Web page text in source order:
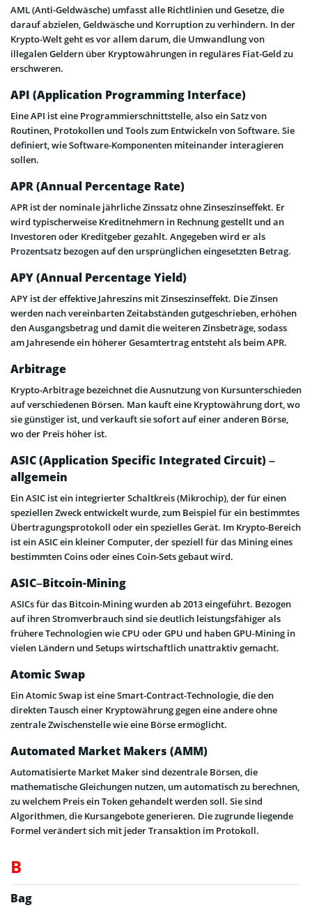
AML (Anti-Geldwäsche) umfasst alle Richtlinien und Gesetze, die
darauf abzielen, Geldwäsche und Korruption zu verhindern. In der
Krypto-Welt geht es vor allem darum, die Umwandlung von
illegalen Geldern über Kryptowährungen in reguläres Fiat-Geld zu
erschweren.
API (Application Programming Interface)
Eine API ist eine Programmierschnittstelle, also ein Satz von
Routinen, Protokollen und Tools zum Entwickeln von Software. Sie
definiert, wie Software-Komponenten miteinander interagieren
sollen.
APR (Annual Percentage Rate)
APR ist der nominale jährliche Zinssatz ohne Zinseszinseffekt. Er
wird typischerweise Kreditnehmern in Rechnung gestellt und an
Investoren oder Kreditgeber gezahlt. Angegeben wird er als
Prozentsatz bezogen auf den ursprünglichen eingesetzten Betrag.
APY (Annual Percentage Yield)
APY ist der effektive Jahreszins mit Zinseszinseffekt. Die Zinsen
werden nach vereinbarten Zeitabständen gutgeschrieben, erhöhen
den Ausgangsbetrag und damit die weiteren Zinsbeträge, sodass
am Jahresende ein höherer Gesamtertrag entsteht als beim APR.
Arbitrage
Krypto-Arbitrage bezeichnet die Ausnutzung von Kursunterschieden
auf verschiedenen Börsen. Man kauft eine Kryptowährung dort, wo
sie günstiger ist, und verkauft sie sofort auf einer anderen Börse,
wo der Preis höher ist.
ASIC (Application Specific Integrated Circuit) –
allgemein
Ein ASIC ist ein integrierter Schaltkreis (Mikrochip), der für einen
speziellen Zweck entwickelt wurde, zum Beispiel für ein bestimmtes
Übertragungsprotokoll oder ein spezielles Gerät. Im Krypto-Bereich
ist ein ASIC ein kleiner Computer, der speziell für das Mining eines
bestimmten Coins oder eines Coin-Sets gebaut wird.
ASIC–Bitcoin-Mining
ASICs für das Bitcoin-Mining wurden ab 2013 eingeführt. Bezogen
auf ihren Stromverbrauch sind sie deutlich leistungsfähiger als
frühere Technologien wie CPU oder GPU und haben GPU-Mining in
vielen Ländern und Setups wirtschaftlich unattraktiv gemacht.
Atomic Swap
Ein Atomic Swap ist eine Smart-Contract-Technologie, die den
direkten Tausch einer Kryptowährung gegen eine andere ohne
zentrale Zwischenstelle wie eine Börse ermöglicht.
Automated Market Makers (AMM)
Automatisierte Market Maker sind dezentrale Börsen, die
mathematische Gleichungen nutzen, um automatisch zu berechnen,
zu welchem Preis ein Token gehandelt werden soll. Sie sind
Algorithmen, die Kursangebote generieren. Die zugrunde liegende
Formel verändert sich mit jeder Transaktion im Protokoll.
B
Bag